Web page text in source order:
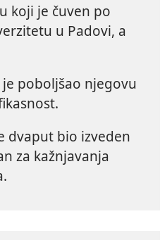
koji je čuven po
u Padovi, a
poboljšao njegovu
dvaput bio izveden
za kažnjavanja